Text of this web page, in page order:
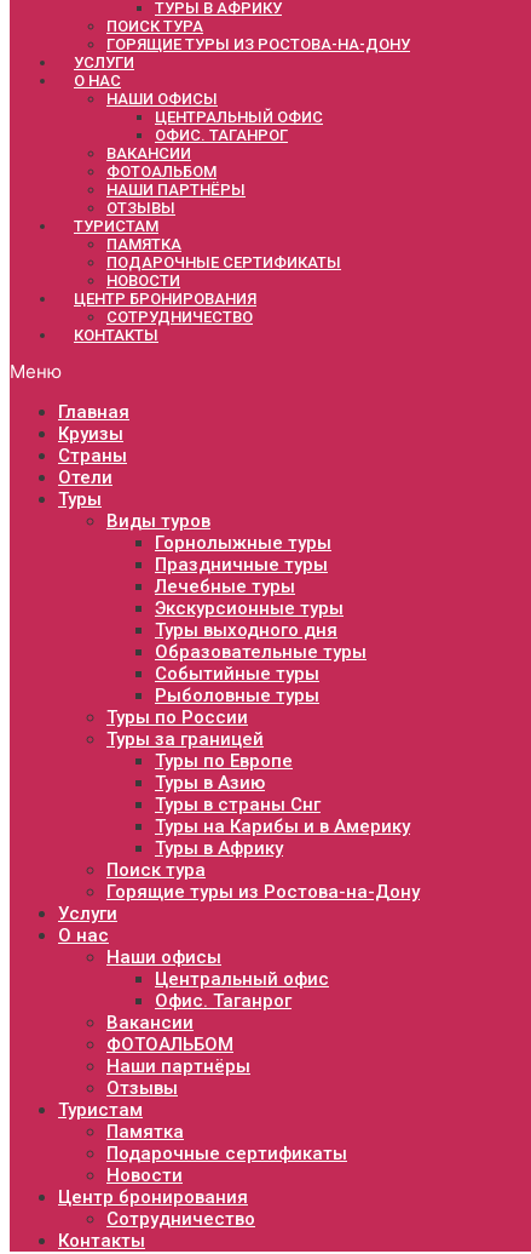
ТУРЫ В АФРИКУ
ПОИСК ТУРА
ГОРЯЩИЕ ТУРЫ ИЗ РОСТОВА-НА-ДОНУ
УСЛУГИ
О НАС
НАШИ ОФИСЫ
ЦЕНТРАЛЬНЫЙ ОФИС
ОФИС. ТАГАНРОГ
ВАКАНСИИ
ФОТОАЛЬБОМ
НАШИ ПАРТНЁРЫ
ОТЗЫВЫ
ТУРИСТАМ
ПАМЯТКА
ПОДАРОЧНЫЕ СЕРТИФИКАТЫ
НОВОСТИ
ЦЕНТР БРОНИРОВАНИЯ
СОТРУДНИЧЕСТВО
КОНТАКТЫ
Меню
Главная
Круизы
Страны
Отели
Туры
Виды туров
Горнолыжные туры
Праздничные туры
Лечебные туры
Экскурсионные туры
Туры выходного дня
Образовательные туры
Событийные туры
Рыболовные туры
Туры по России
Туры за границей
Туры по Европе
Туры в Азию
Туры в страны Снг
Туры на Карибы и в Америку
Туры в Африку
Поиск тура
Горящие туры из Ростова-на-Дону
Услуги
О нас
Наши офисы
Центральный офис
Офис. Таганрог
Вакансии
ФОТОАЛЬБОМ
Наши партнёры
Отзывы
Туристам
Памятка
Подарочные сертификаты
Новости
Центр бронирования
Сотрудничество
Контакты